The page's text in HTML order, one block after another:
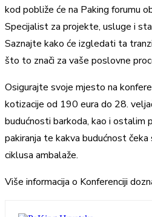
kod pobliže će na Paking forumu
Specijalist za projekte, usluge i
Saznajte kako će izgledati ta
što to znači za vaše poslovne
Osigurajte svoje mjesto na
kotizacije od 190 eura do 28.
budućnosti barkoda, kao i ostalim
pakiranja te kakva budućnost
ciklusa ambalaže.
Više informacija o Konferenciji